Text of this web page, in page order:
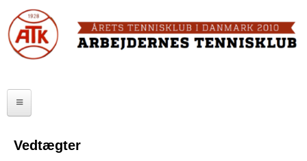
to
main
b
FORSIDE
ATK HALLEN
SENIOR
Vedtægter